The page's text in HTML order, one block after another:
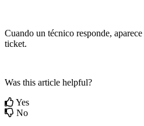
Cuando un técnico responde, aparece
ticket.
Was this article helpful?
Yes
No